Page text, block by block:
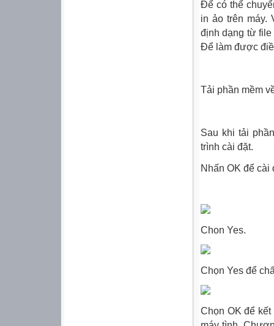
Để có thể
in ảo trên máy.
định dạng từ
Để làm được
Tải phần mềm
Sau khi tải
trình cài đặt.
Nhấn OK để
Chon Yes.
Chọn Yes để
Chọn OK để